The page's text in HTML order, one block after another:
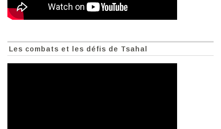
Les combats et les défis de Tsahal